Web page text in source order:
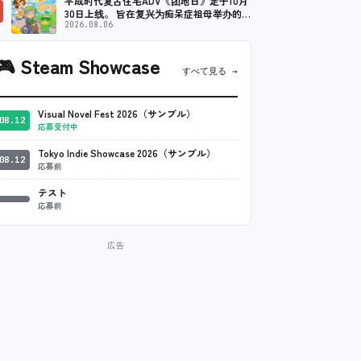
30日上线。 旨在复兴为痴呆症祖母举办的夏
季节日
2026.08.06
Steam Showcase すべて見る →
Visual Novel Fest 2026（サンプル）
応募受付中
Tokyo Indie Showcase 2026（サンプル）
応募前
テスト
応募前